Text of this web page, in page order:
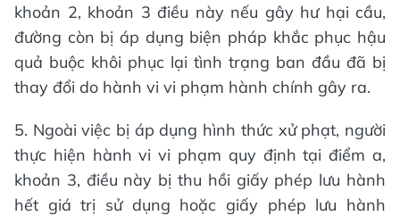
khoản 2, khoản 3 điều này nếu gây hư hại cầu,
đường còn bị áp dụng biện pháp khắc phục hậu
quả buộc khôi phục lại tình trạng ban đầu đã bị
thay đổi do hành vi vi phạm hành chính gây ra.
5. Ngoài việc bị áp dụng hình thức xử phạt, người
thực hiện hành vi vi phạm quy định tại điểm a,
khoản 3, điều này bị thu hồi giấy phép lưu hành
hết giá trị sử dụng hoặc giấy phép lưu hành